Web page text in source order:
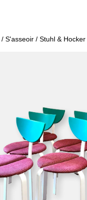
/ S'asseoir / Stuhl & Hocker